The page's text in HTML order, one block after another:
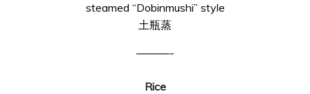
steamed “Dobinmushi” style
土瓶蒸
———-
Rice